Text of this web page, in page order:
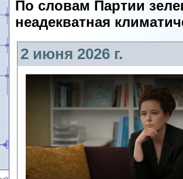
По словам Партии
неадекватная
2 июня 2026 г.